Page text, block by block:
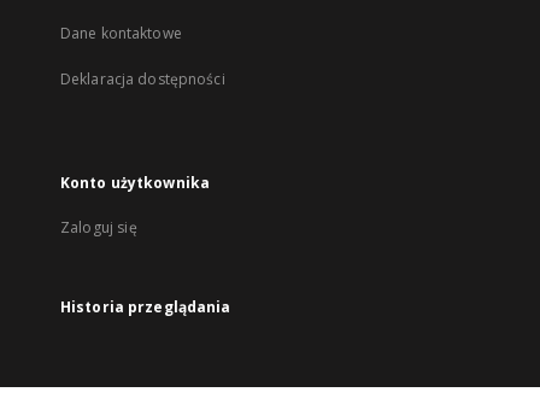
Dane kontaktowe
Deklaracja dostępności
Konto użytkownika
Zaloguj się
Historia przeglądania